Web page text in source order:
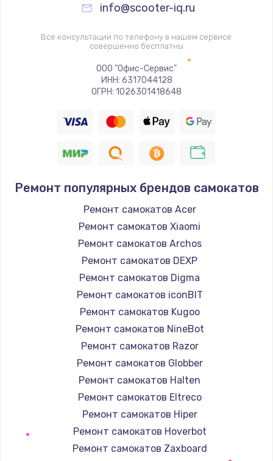
700 руб.
Заказать
Замена ТЭНа
Заказать
Замена шнура
Заказать
Замена / ремонт электронного модуля
управления
600 руб.
Заказать
Замена конфорки
Заказать
Замена платы сенсора
Заказать
Замена регулятора режимов конфорки
info@scooter-iq.ru
Все консультации по телефону в нашем сервисе
совершенно бесплатны
ООО "Офис-Сервис"
ИНН: 6317044128
ОГРН: 1026301418648
Ремонт популярных брендов самокатов
Ремонт самокатов Acer
Ремонт самокатов Xiaomi
Ремонт самокатов Archos
Ремонт самокатов DEXP
Ремонт самокатов Digma
Ремонт самокатов iconBIT
Ремонт самокатов Kugoo
Ремонт самокатов NineBot
Ремонт самокатов Razor
Ремонт самокатов Globber
Ремонт самокатов Halten
Ремонт самокатов Eltreco
Ремонт самокатов Hiper
Ремонт самокатов Hoverbot
Ремонт самокатов Zaxboard